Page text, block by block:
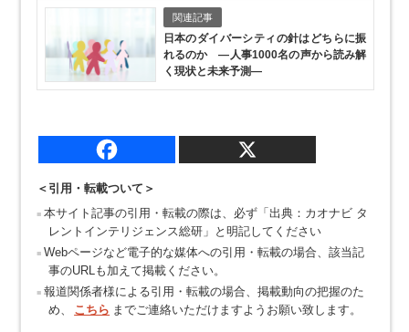
関連記事
日本のダイバーシティの針はどちらに振
れるのか ―人事1000名の声から読み解
く現状と未来予測―
＜引用・転載ついて＞
本サイト記事の引用・転載の際は、必ず「出典：カオナビ タ
レントインテリジェンス総研」と明記してください
Webページなど電子的な媒体への引用・転載の場合、該当記
事のURLも加えて掲載ください。
報道関係者様による引用・転載の場合、掲載動向の把握のた
め、
こちら までご連絡いただけますようお願い致します。